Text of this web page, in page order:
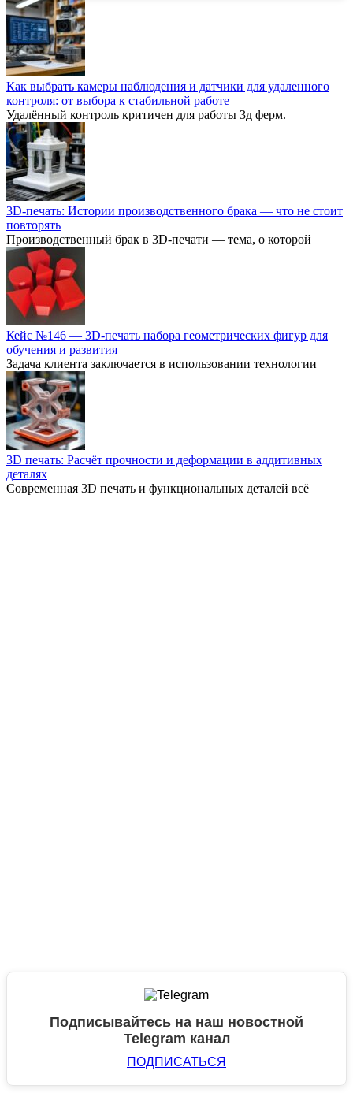
Как выбрать камеры наблюдения и датчики для удаленного
контроля: от выбора к стабильной работе
Удалённый контроль критичен для работы 3д ферм.
3D-печать: Истории производственного брака — что не стоит
повторять
Производственный брак в 3D-печати — тема, о которой
Кейс №146 — 3D-печать набора геометрических фигур для
обучения и развития
Задача клиента заключается в использовании технологии
3D печать: Расчёт прочности и деформации в аддитивных
деталях
Современная 3D печать и функциональных деталей всё
Подписывайтесь на наш новостной
Telegram канал
ПОДПИСАТЬСЯ